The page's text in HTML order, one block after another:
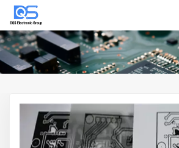
English
中文
Deutsch